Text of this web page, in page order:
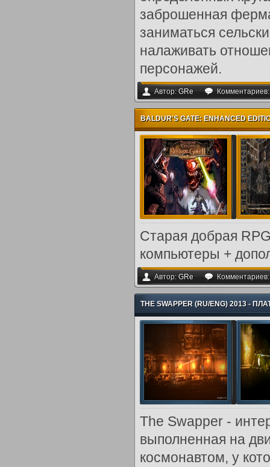
заброшенная
заниматься
налаживать
персонажей.
Автор:GRe
BALDUR'S GATE: ENHANCED
Старая добрая
компьютеры +
Автор:GRe
THE SWAPPER (RU/ENG) 2013 -
The Swapper -
выполненная на
космонавтом, у